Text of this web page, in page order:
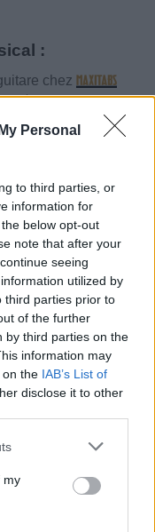
Personal
to third parties, or
information for
below opt-out
note that after your
seeing
utilized by
third parties prior to
of the further
by third parties on the
information may
on the IAB’s List of
disclose it to other
my
:
chez
trouver le CD sur
Vidéos
Now (&